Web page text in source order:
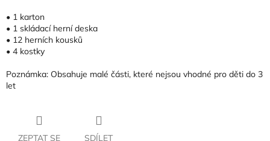
• 1 karton
• 1 skládací herní deska
• 12 herních kousků
• 4 kostky
Poznámka: Obsahuje malé části, které nejsou vhodné pro děti do 3
let
ZEPTAT SE SDÍLET